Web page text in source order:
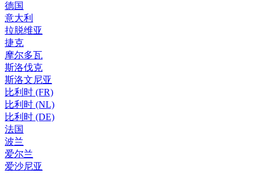
德国
意大利
拉脱维亚
捷克
摩尔多瓦
斯洛伐克
斯洛文尼亚
比利时 (FR)
比利时 (NL)
比利时 (DE)
法国
波兰
爱尔兰
爱沙尼亚